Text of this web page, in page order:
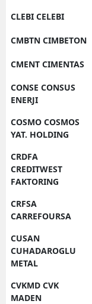
CLEBI CELEBI
CMBTN CIMBETON
CMENT CIMENTAS
CONSE CONSUS
ENERJI
COSMO COSMOS
YAT. HOLDING
CRDFA
CREDITWEST
FAKTORING
CRFSA
CARREFOURSA
CUSAN
CUHADAROGLU
METAL
CVKMD CVK
MADEN